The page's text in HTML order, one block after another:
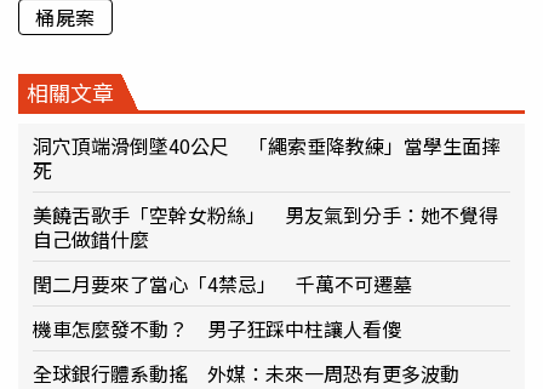
桶屍案
相關文章
洞穴頂端滑倒墜40公尺 「繩索垂降教練」當學生面摔
死
美饒舌歌手「空幹女粉絲」 男友氣到分手：她不覺得
自己做錯什麼
閏二月要來了當心「4禁忌」 千萬不可遷墓
機車怎麼發不動？ 男子狂踩中柱讓人看傻
全球銀行體系動搖 外媒：未來一周恐有更多波動